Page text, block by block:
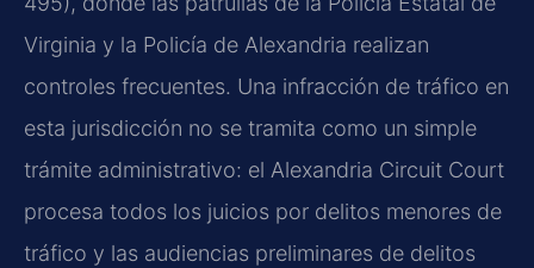
Virginia y la Policía de Alexandria realizan
controles frecuentes. Una infracción de tráfico en
esta jurisdicción no se tramita como un simple
trámite administrativo: el Alexandria Circuit Court
procesa todos los juicios por delitos menores de
tráfico y las audiencias preliminares de delitos